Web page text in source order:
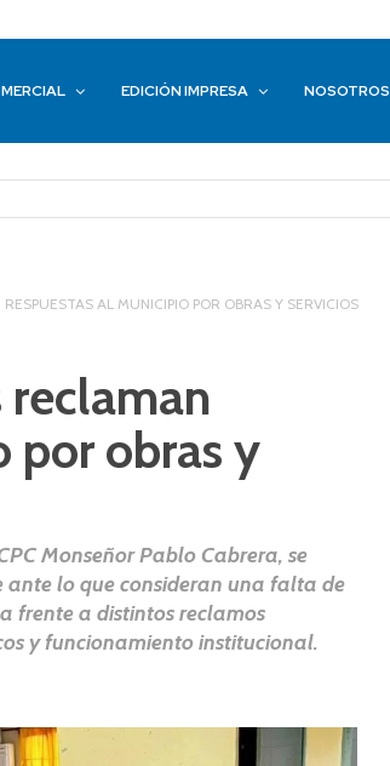
EDICIÓN IMPRESA NOSOTROS
AL MUNICIPIO POR OBRAS Y SERVICIOS
reclaman
por obras y
Monseñor Pablo Cabrera, se
ante lo que consideran una falta de
frente a distintos reclamos
y funcionamiento institucional.